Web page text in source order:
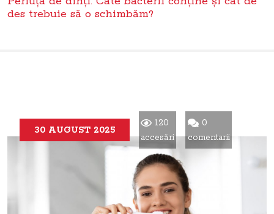
des trebuie să o schimbăm?
30 AUGUST 2025
120
accesări
0
comentarii